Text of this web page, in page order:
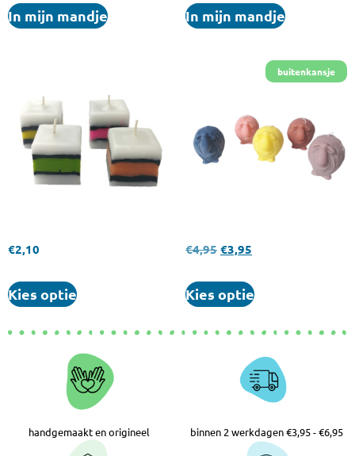
In mijn mandje In mijn mandje
€2,10
Kies optie
€4,95 €3,95
Kies optie
handgemaakt en origineel binnen 2 werkdagen €3,95 - €6,95